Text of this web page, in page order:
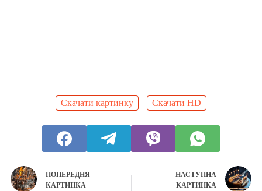
Скачати картинку Скачати HD
ПОПЕРЕДНЯ
КАРТИНКА
НАСТУПНА
КАРТИНКА